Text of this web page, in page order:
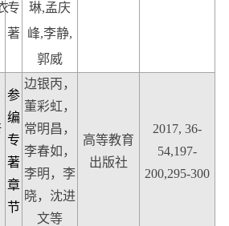
专
著
琳,孟庆
峰,李静,
郭威
参
编
专
著
章
节
边银丙，
董彩虹，
常明昌，
李春如，
李明，李
晓，沈进
文等
高等教育
出版社
2017, 36-
54,197-
200,295-300